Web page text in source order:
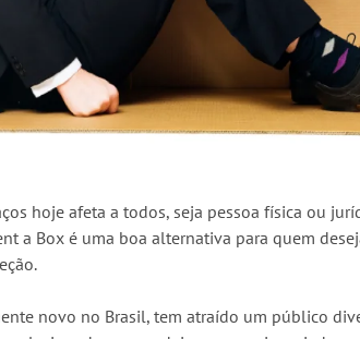
hoje afeta a todos, seja pessoa física ou
a Box é uma boa alternativa para quem
novo no Brasil, tem atraído um público